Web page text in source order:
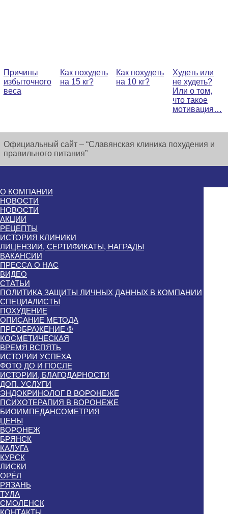
Причины
избыточного
веса
Как похудеть
на 15 кг?
Как похудеть
на 10 кг?
Худеть или
не худеть?
Или о том,
что такое
мотивация…
Официальный сайт – “Славянская клиника похудения и
правильного питания”
О КОМПАНИИ
НОВОСТИ
НОВОСТИ
АКЦИИ
РЕЦЕПТЫ
ИСТОРИЯ КЛИНИКИ
ЛИЦЕНЗИИ, СЕРТИФИКАТЫ, НАГРАДЫ
ВАКАНСИИ
ПРЕССА О НАС
ВИДЕО
СТАТЬИ
ПОЛИТИКА ЗАЩИТЫ ЛИЧНЫХ ДАННЫХ В КОМПАНИИ
СПЕЦИАЛИСТЫ
ПОХУДЕНИЕ
ОПИСАНИЕ МЕТОДА
ПРЕОБРАЖЕНИЕ ®
КОСМЕТИЧЕСКАЯ
ВРЕМЯ ВСПЯТЬ
ИСТОРИИ УСПЕХА
ФОТО ДО И ПОСЛЕ
ИСТОРИИ, БЛАГОДАРНОСТИ
ДОП. УСЛУГИ
ЭНДОКРИНОЛОГ В ВОРОНЕЖЕ
ПСИХОТЕРАПИЯ В ВОРОНЕЖЕ
БИОИМПЕДАНСОМЕТРИЯ
ЦЕНЫ
ВОРОНЕЖ
БРЯНСК
КАЛУГА
КУРСК
ЛИСКИ
ОРЁЛ
РЯЗАНЬ
ТУЛА
СМОЛЕНСК
КОНТАКТЫ